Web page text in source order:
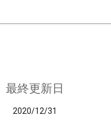
最終更新日
2020/12/31